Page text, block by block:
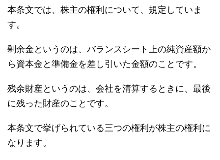
本条文では、株主の権利について、規定していま
す。
剰余金というのは、バランスシート上の純資産額か
ら資本金と準備金を差し引いた金額のことです。
残余財産というのは、会社を清算するときに、最後
に残った財産のことです。
本条文で挙げられている三つの権利が株主の権利に
なります。